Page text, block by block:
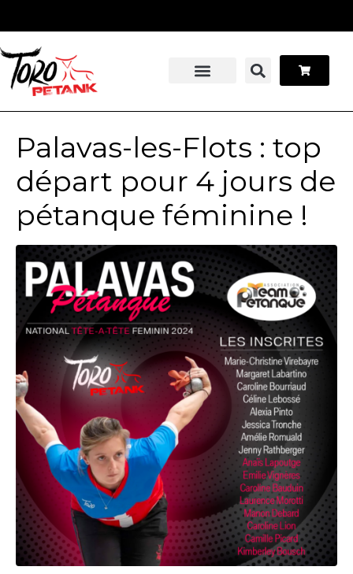
Palavas-les-Flots : top
départ pour 4 jours de
pétanque féminine !